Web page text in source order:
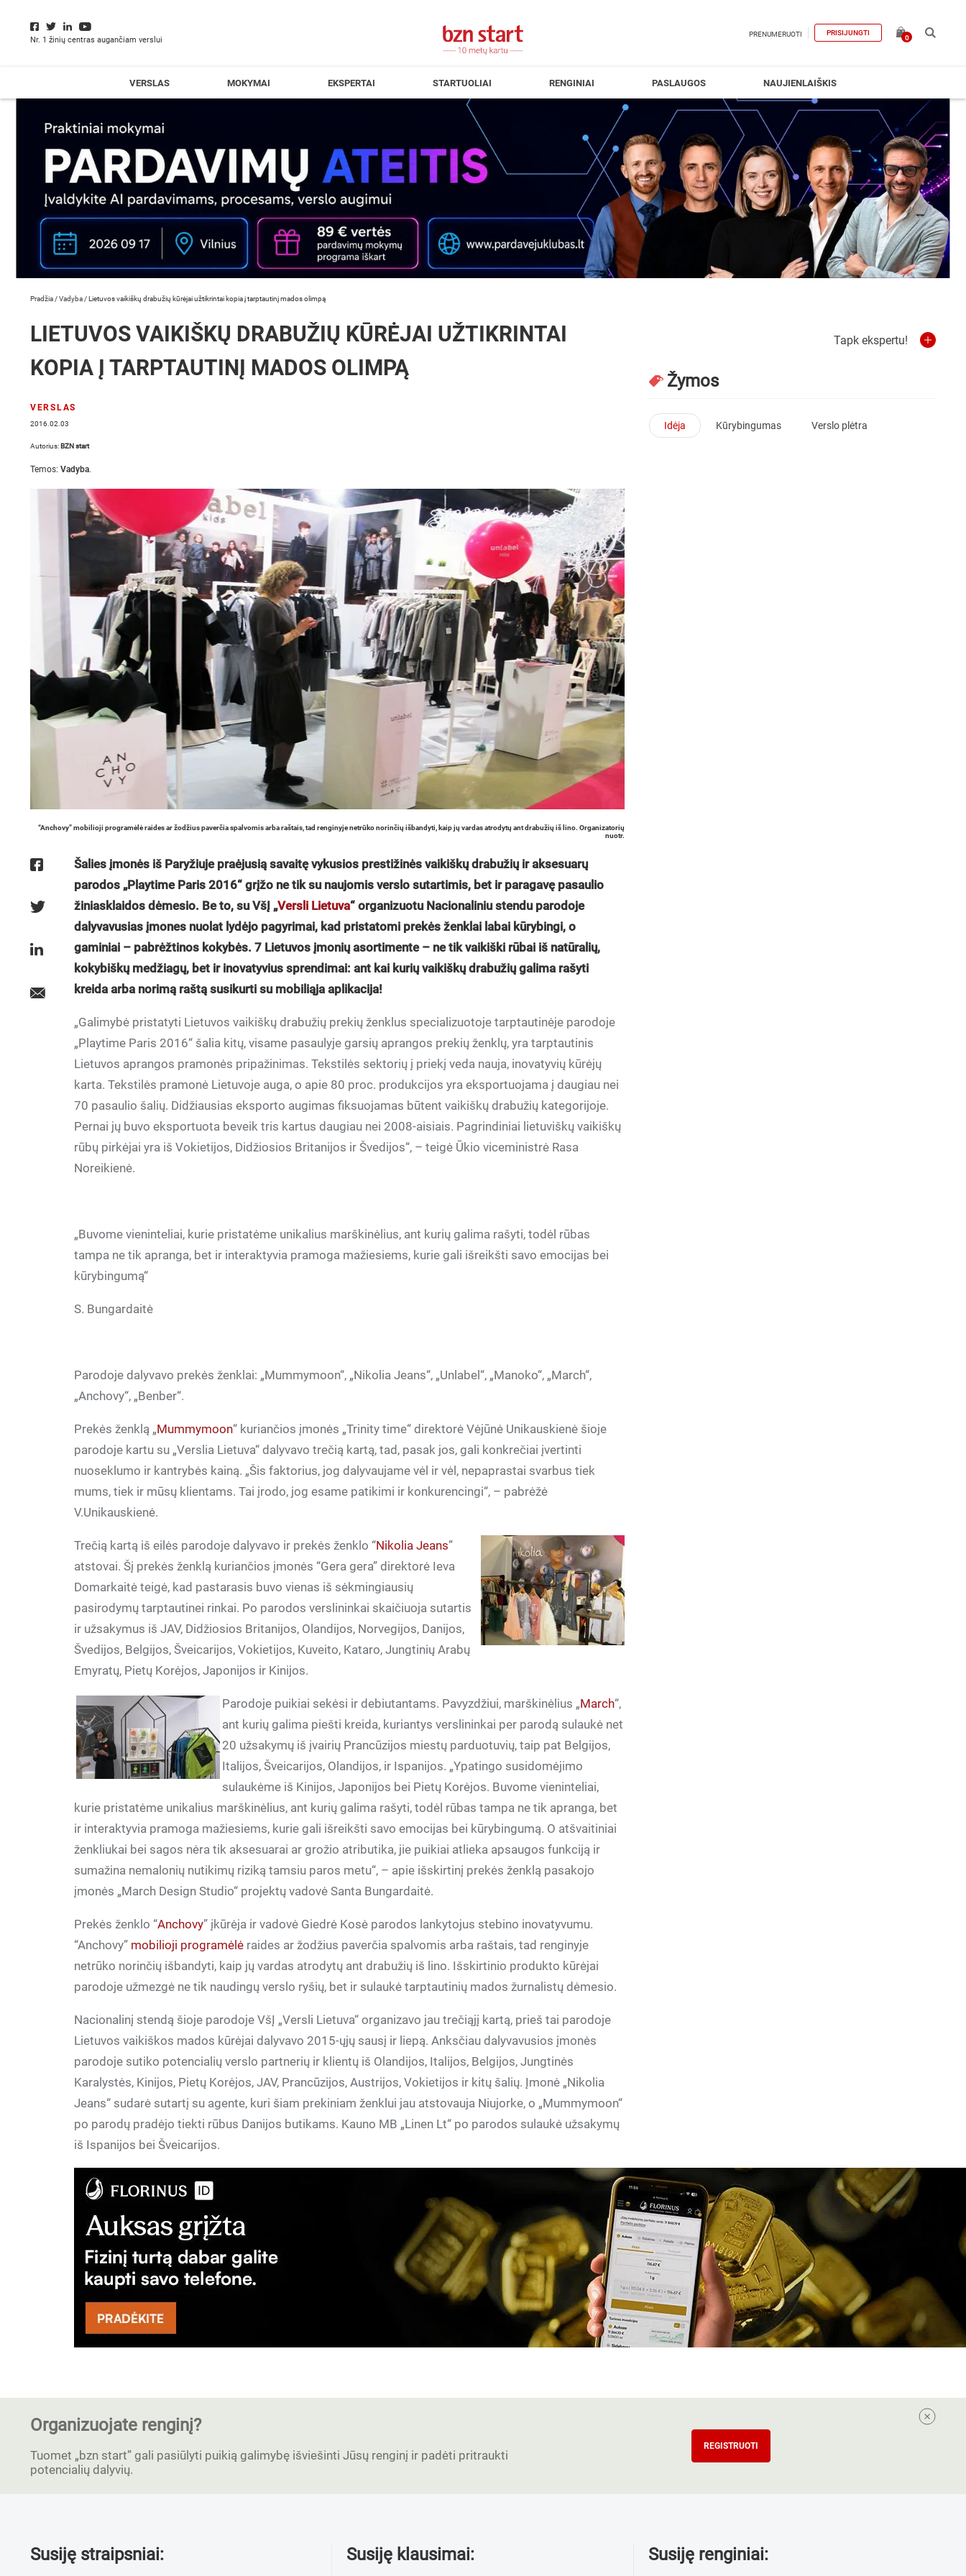
Nr. 1 žinių centras augančiam verslui
PRENUMERUOTI PRISIJUNGTI
0
VERSLAS MOKYMAI EKSPERTAI STARTUOLIAI RENGINIAI PASLAUGOS NAUJIENLAIŠKIS
Pradžia /Vadyba /Lietuvos vaikiškų drabužių kūrėjai užtikrintai kopia į tarptautinį mados olimpą
LIETUVOS VAIKIŠKŲ DRABUŽIŲ KŪRĖJAI UŽTIKRINTAI
KOPIA Į TARPTAUTINĮ MADOS OLIMPĄ
VERSLAS
2016.02.03
Autorius: BZN start
Temos: Vadyba.
“Anchovy” mobilioji programėlė raides ar žodžius paverčia spalvomis arba raštais, tad renginyje netrūko norinčių išbandyti, kaip jų vardas atrodytų ant drabužių iš lino. Organizatorių
nuotr.
Šalies įmonės iš Paryžiuje praėjusią savaitę vykusios prestižinės vaikiškų drabužių ir aksesuarų
parodos „Playtime Paris 2016“ grįžo ne tik su naujomis verslo sutartimis, bet ir paragavę pasaulio
žiniasklaidos dėmesio. Be to, su VšĮ „Versli Lietuva“ organizuotu Nacionaliniu stendu parodoje
dalyvavusias įmones nuolat lydėjo pagyrimai, kad pristatomi prekės ženklai labai kūrybingi, o
gaminiai – pabrėžtinos kokybės. 7 Lietuvos įmonių asortimente – ne tik vaikiški rūbai iš natūralių,
kokybiškų medžiagų, bet ir inovatyvius sprendimai: ant kai kurių vaikiškų drabužių galima rašyti
kreida arba norimą raštą susikurti su mobiliąja aplikacija!
„Galimybė pristatyti Lietuvos vaikiškų drabužių prekių ženklus specializuotoje tarptautinėje parodoje
„Playtime Paris 2016“ šalia kitų, visame pasaulyje garsių aprangos prekių ženklų, yra tarptautinis
Lietuvos aprangos pramonės pripažinimas. Tekstilės sektorių į priekį veda nauja, inovatyvių kūrėjų
karta. Tekstilės pramonė Lietuvoje auga, o apie 80 proc. produkcijos yra eksportuojama į daugiau nei
70 pasaulio šalių. Didžiausias eksporto augimas fiksuojamas būtent vaikiškų drabužių kategorijoje.
Pernai jų buvo eksportuota beveik tris kartus daugiau nei 2008-aisiais. Pagrindiniai lietuviškų vaikiškų
rūbų pirkėjai yra iš Vokietijos, Didžiosios Britanijos ir Švedijos“, – teigė Ūkio viceministrė Rasa
Noreikienė.
„Buvome vieninteliai, kurie pristatėme unikalius marškinėlius, ant kurių galima rašyti, todėl rūbas
tampa ne tik apranga, bet ir interaktyvia pramoga mažiesiems, kurie gali išreikšti savo emocijas bei
kūrybingumą“
S. Bungardaitė
Parodoje dalyvavo prekės ženklai: „Mummymoon“, „Nikolia Jeans“, „Unlabel“, „Manoko“, „March“,
„Anchovy“, „Benber“.
Prekės ženklą „Mummymoon“ kuriančios įmonės „Trinity time“ direktorė Vėjūnė Unikauskienė šioje
parodoje kartu su „Verslia Lietuva“ dalyvavo trečią kartą, tad, pasak jos, gali konkrečiai įvertinti
nuoseklumo ir kantrybės kainą. „Šis faktorius, jog dalyvaujame vėl ir vėl, nepaprastai svarbus tiek
mums, tiek ir mūsų klientams. Tai įrodo, jog esame patikimi ir konkurencingi“, – pabrėžė
V.Unikauskienė.
Trečią kartą iš eilės parodoje dalyvavo ir prekės ženklo “Nikolia Jeans”
atstovai. Šį prekės ženklą kuriančios įmonės “Gera gera” direktorė Ieva
Domarkaitė teigė, kad pastarasis buvo vienas iš sėkmingiausių
pasirodymų tarptautinei rinkai. Po parodos verslininkai skaičiuoja sutartis
ir užsakymus iš JAV, Didžiosios Britanijos, Olandijos, Norvegijos, Danijos,
Švedijos, Belgijos, Šveicarijos, Vokietijos, Kuveito, Kataro, Jungtinių Arabų
Emyratų, Pietų Korėjos, Japonijos ir Kinijos.
Parodoje puikiai sekėsi ir debiutantams. Pavyzdžiui, marškinėlius „March“,
ant kurių galima piešti kreida, kuriantys verslininkai per parodą sulaukė net
20 užsakymų iš įvairių Prancūzijos miestų parduotuvių, taip pat Belgijos,
Italijos, Šveicarijos, Olandijos, ir Ispanijos. „Ypatingo susidomėjimo
sulaukėme iš Kinijos, Japonijos bei Pietų Korėjos. Buvome vieninteliai,
kurie pristatėme unikalius marškinėlius, ant kurių galima rašyti, todėl rūbas tampa ne tik apranga, bet
ir interaktyvia pramoga mažiesiems, kurie gali išreikšti savo emocijas bei kūrybingumą. O atšvaitiniai
ženkliukai bei sagos nėra tik aksesuarai ar grožio atributika, jie puikiai atlieka apsaugos funkciją ir
sumažina nemalonių nutikimų riziką tamsiu paros metu“, – apie išskirtinį prekės ženklą pasakojo
įmonės „March Design Studio“ projektų vadovė Santa Bungardaitė.
Prekės ženklo “Anchovy” įkūrėja ir vadovė Giedrė Kosė parodos lankytojus stebino inovatyvumu.
“Anchovy” mobilioji programėlė raides ar žodžius paverčia spalvomis arba raštais, tad renginyje
netrūko norinčių išbandyti, kaip jų vardas atrodytų ant drabužių iš lino. Išskirtinio produkto kūrėjai
parodoje užmezgė ne tik naudingų verslo ryšių, bet ir sulaukė tarptautinių mados žurnalistų dėmesio.
Nacionalinį stendą šioje parodoje VšĮ „Versli Lietuva“ organizavo jau trečiąjį kartą, prieš tai parodoje
Lietuvos vaikiškos mados kūrėjai dalyvavo 2015-ųjų sausį ir liepą. Anksčiau dalyvavusios įmonės
parodoje sutiko potencialių verslo partnerių ir klientų iš Olandijos, Italijos, Belgijos, Jungtinės
Karalystės, Kinijos, Pietų Korėjos, JAV, Prancūzijos, Austrijos, Vokietijos ir kitų šalių. Įmonė „Nikolia
Jeans“ sudarė sutartį su agente, kuri šiam prekiniam ženklui jau atstovauja Niujorke, o „Mummymoon“
po parodų pradėjo tiekti rūbus Danijos butikams. Kauno MB „Linen Lt“ po parodos sulaukė užsakymų
iš Ispanijos bei Šveicarijos.
Tapk ekspertu!
Žymos
Idėja Kūrybingumas Verslo plėtra
Organizuojate renginį?
Tuomet „bzn start” gali pasiūlyti puikią galimybę išviešinti Jūsų renginį ir padėti pritraukti
potencialių dalyvių.
REGISTRUOTI
Susiję straipsniai: Susiję klausimai: Susiję renginiai: